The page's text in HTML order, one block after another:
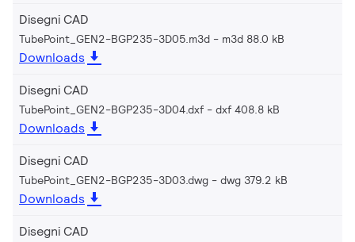
Disegni CAD
TubePoint_GEN2-BGP235-3D05.m3d m3d 88.0 kB
Downloads
Disegni CAD
TubePoint_GEN2-BGP235-3D04.dxf dxf 408.8 kB
Downloads
Disegni CAD
TubePoint_GEN2-BGP235-3D03.dwg dwg 379.2 kB
Downloads
Disegni CAD